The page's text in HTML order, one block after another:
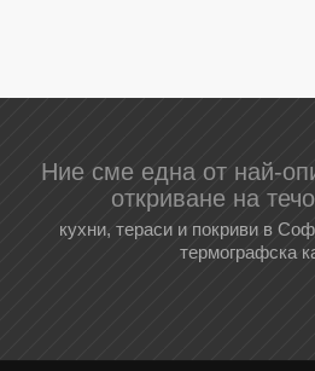
Ние сме една от най-
откриване на
кухни, тераси и покриви в
термографска